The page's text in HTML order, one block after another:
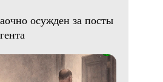
осужден за посты